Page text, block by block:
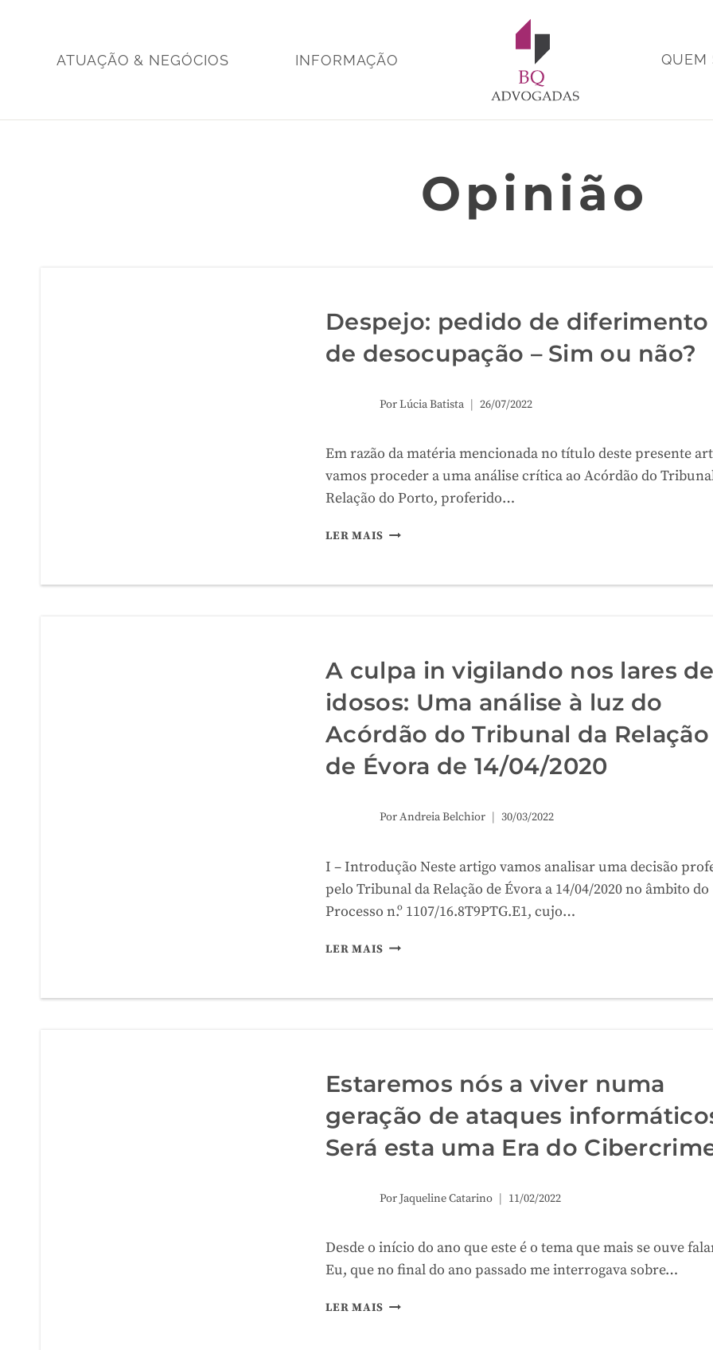
ATUAÇÃO & NEGÓCIOS INFORMAÇÃO QUEM
Opinião
Despejo: pedido de diferimento
de desocupação – Sim ou não?
PorLúcia Batista 26/07/2022
Em razão da matéria mencionada no título deste presente
vamos proceder a uma análise crítica ao Acórdão do
Relação do Porto, proferido…
LER MAIS DESPEJO:
DIFERIMENTO
SIM
OU
NÃO?
A culpa in vigilando nos lares de
idosos: Uma análise à luz do
Acórdão do Tribunal da Relação
de Évora de 14/04/2020
PorAndreia Belchior 30/03/2022
I – Introdução Neste artigo vamos analisar uma decisão
pelo Tribunal da Relação de Évora a 14/04/2020 no âmbito do
Processo n.º 1107/16.8T9PTG.E1, cujo…
LER MAIS A
VIGILANDO
UMA
ANÁLISE
À
LUZ
DO
DA
RELAÇÃO
DE
DE
Estaremos nós a viver numa
geração de ataques
Será esta uma Era do
PorJaqueline Catarino 11/02/2022
Desde o início do ano que este é o tema que mais se ouve
Eu, que no final do ano passado me interrogava sobre…
LER MAIS ESTAREMOS